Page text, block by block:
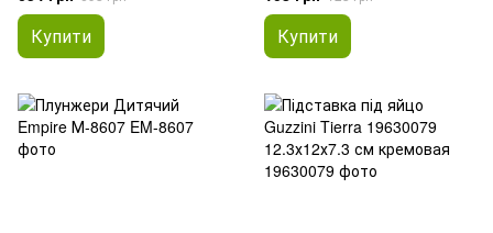
Купити Купити